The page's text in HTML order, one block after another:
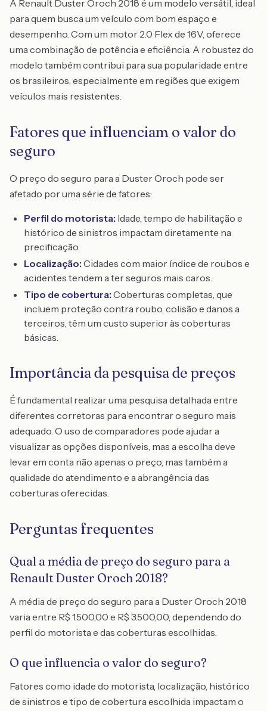
A Renault Duster Oroch 2018 é um modelo versátil, ideal
para quem busca um veículo com bom espaço e
desempenho. Com um motor 2.0 Flex de 16V, oferece
uma combinação de potência e eficiência. A robustez do
modelo também contribui para sua popularidade entre
os brasileiros, especialmente em regiões que exigem
veículos mais resistentes.
Fatores que influenciam o valor do
seguro
O preço do seguro para a Duster Oroch pode ser
afetado por uma série de fatores:
Perfil do motorista: Idade, tempo de habilitação e
histórico de sinistros impactam diretamente na
precificação.
Localização: Cidades com maior índice de roubos e
acidentes tendem a ter seguros mais caros.
Tipo de cobertura: Coberturas completas, que
incluem proteção contra roubo, colisão e danos a
terceiros, têm um custo superior às coberturas
básicas.
Importância da pesquisa de preços
É fundamental realizar uma pesquisa detalhada entre
diferentes corretoras para encontrar o seguro mais
adequado. O uso de comparadores pode ajudar a
visualizar as opções disponíveis, mas a escolha deve
levar em conta não apenas o preço, mas também a
qualidade do atendimento e a abrangência das
coberturas oferecidas.
Perguntas frequentes
Qual a média de preço do seguro para a
Renault Duster Oroch 2018?
A média de preço do seguro para a Duster Oroch 2018
varia entre R$ 1.500,00 e R$ 3.500,00, dependendo do
perfil do motorista e das coberturas escolhidas.
O que influencia o valor do seguro?
Fatores como idade do motorista, localização, histórico
de sinistros e tipo de cobertura escolhida impactam o